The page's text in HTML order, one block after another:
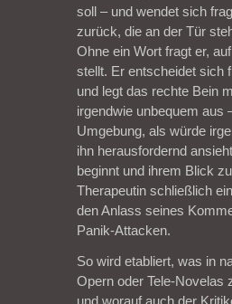
soll – und wendet sich
zurück, die an der Tür
Ohne ein Wort fragt er,
stellt. Er entscheidet sich
und legt das rechte Bein
irgendwie unbequem aus
Umgebung, als würde
ihn herausfordernd
beginnt und ihrem Blick
Therapeutin schließlich
den Anlass seines
Panik-Attacken.
So wird etabliert, was in
Opern oder Tele-Novelas
und worauf auch der